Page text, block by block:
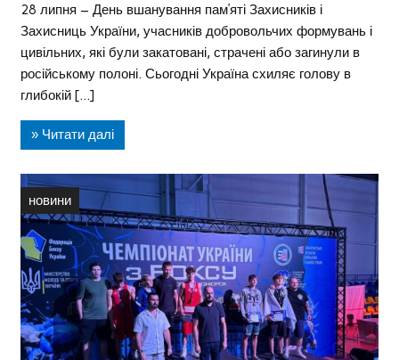
28 липня – День вшанування пам’яті Захисників і
Захисниць України, учасників добровольчих формувань і
цивільних, які були закатовані, страчені або загинули в
російському полоні. Сьогодні Україна схиляє голову в
глибокій […]
» Читати далі
новини